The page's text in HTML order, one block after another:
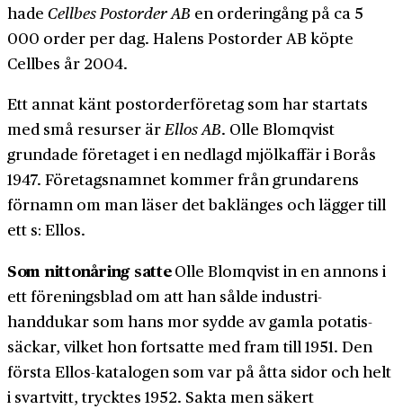
hade Cellbes Postorder AB en order­ingång på ca 5
000 order per dag. Halens Postorder AB köpte
Cellbes år 2004.
Ett annat känt post­order­företag som har startats
med små resurser ärEllos AB. Olle Blomqvist
grundade företaget i en ned­lagd mjölk­affär i Borås
1947. Företags­namnet kommer från grundarens
förnamn om man läser det bak­länges och lägger till
ett s: Ellos.
Som nittonåring satteOlle Blomqvist in en annons i
ett förenings­blad om att han sålde industri­
handdukar som hans mor sydde av gamla potatis­
säckar, vilket hon fortsatte med fram till 1951. Den
första Ellos-­katalogen som var på åtta sidor och helt
i svart­vitt, trycktes 1952. Sakta men säkert